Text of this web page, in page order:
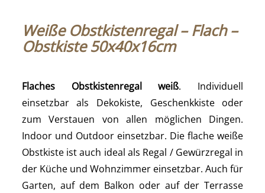
Weiße Obstkistenregal – Flach –
Obstkiste 50x40x16cm
Flaches Obstkistenregal weiß. Individuell
einsetzbar als Dekokiste, Geschenkkiste oder
zum Verstauen von allen möglichen Dingen.
Indoor und Outdoor einsetzbar. Die flache weiße
Obstkiste ist auch ideal als Regal / Gewürzregal in
der Küche und Wohnzimmer einsetzbar. Auch für
Garten, auf dem Balkon oder auf der Terrasse